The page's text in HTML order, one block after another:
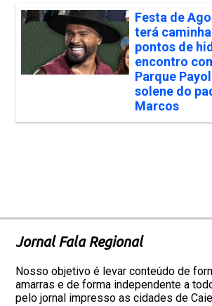
Festa de
terá
pontos de
encontro
Parque
solene do
Marcos
Jornal Fala Regional
Nosso objetivo é levar conteúdo de
amarras e de forma independente a
pelo jornal impresso as cidades de